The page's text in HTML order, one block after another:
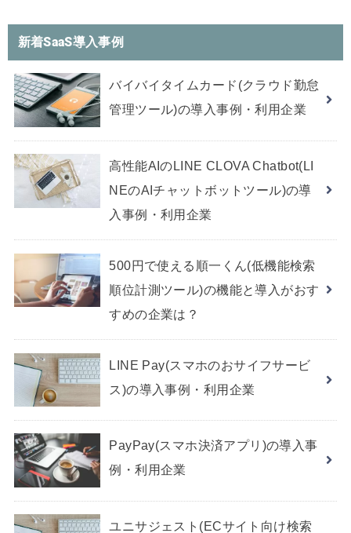
新着SaaS導入事例
バイバイタイムカード(クラウド勤怠
管理ツール)の導入事例・利用企業
高性能AIのLINE CLOVA Chatbot(LI
NEのAIチャットボットツール)の導
入事例・利用企業
500円で使える順一くん(低機能検索
順位計測ツール)の機能と導入がおす
すめの企業は？
LINE Pay(スマホのおサイフサービ
ス)の導入事例・利用企業
PayPay(スマホ決済アプリ)の導入事
例・利用企業
ユニサジェスト(ECサイト向け検索